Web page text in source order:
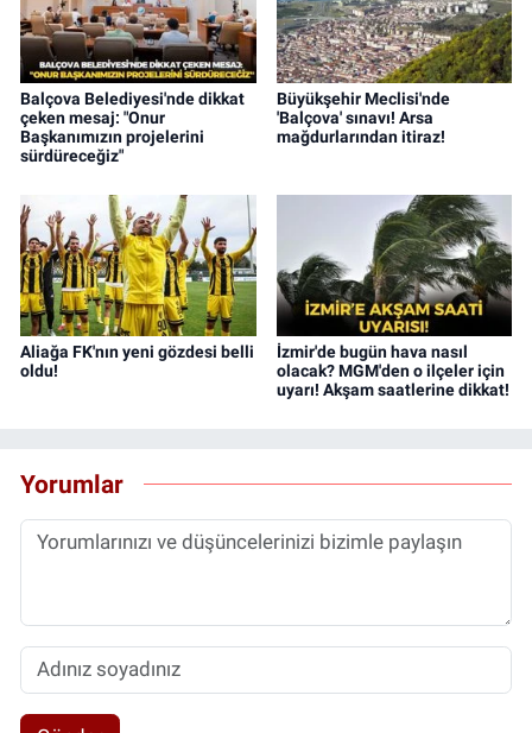
Balçova Belediyesi'nde dikkat
çeken mesaj: "Onur
Başkanımızın projelerini
sürdüreceğiz"
Büyükşehir Meclisi'nde
'Balçova' sınavı! Arsa
mağdurlarından itiraz!
Aliağa FK'nın yeni gözdesi belli
oldu!
İzmir'de bugün hava nasıl
olacak? MGM'den o ilçeler için
uyarı! Akşam saatlerine dikkat!
Yorumlar